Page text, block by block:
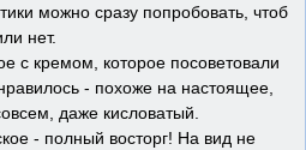
можно сразу попробовать, чтоб
нет.
с кремом, которое посоветовали
- похоже на настоящее,
даже кисловатый.
- полный восторг! На вид не